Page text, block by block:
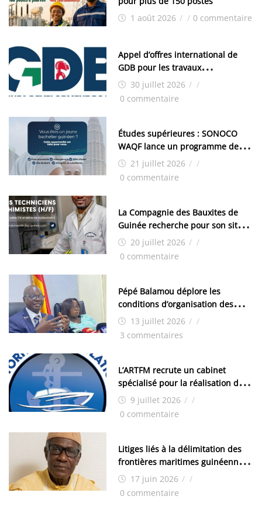
1 août 2026 / / 0 commentaire
Appel d’offres international de
GDB pour les travaux
d’aménagement de la zone
industrielle de FANDJE (PAZIF)
30 juillet 2026 / /
0 commentaire
Études supérieures : SONOCO
WAQF lance un programme de
bourses pour la Malaisie
21 juillet 2026 / /
0 commentaire
La Compagnie des Bauxites de
Guinée recherche pour son site
de Kamsar des techniciens
chimistes (H/F)
20 juillet 2026 / /
0 commentaire
Pépé Balamou déplore les
conditions d’organisation des
examens nationaux : « Si ce sont
les élections, on trouve tous les
13 juillet 2026 / /
3 commentaires
L’ARTFM recrute un cabinet
spécialisé pour la réalisation des
études techniques
9 juillet 2026 / /
0 commentaire
Litiges liés à la délimitation des
frontières maritimes guinéennes:
Idrissa Chérif écrit au ministre
des Hydrocarbures
17 juin 2026 / /
0 commentaire